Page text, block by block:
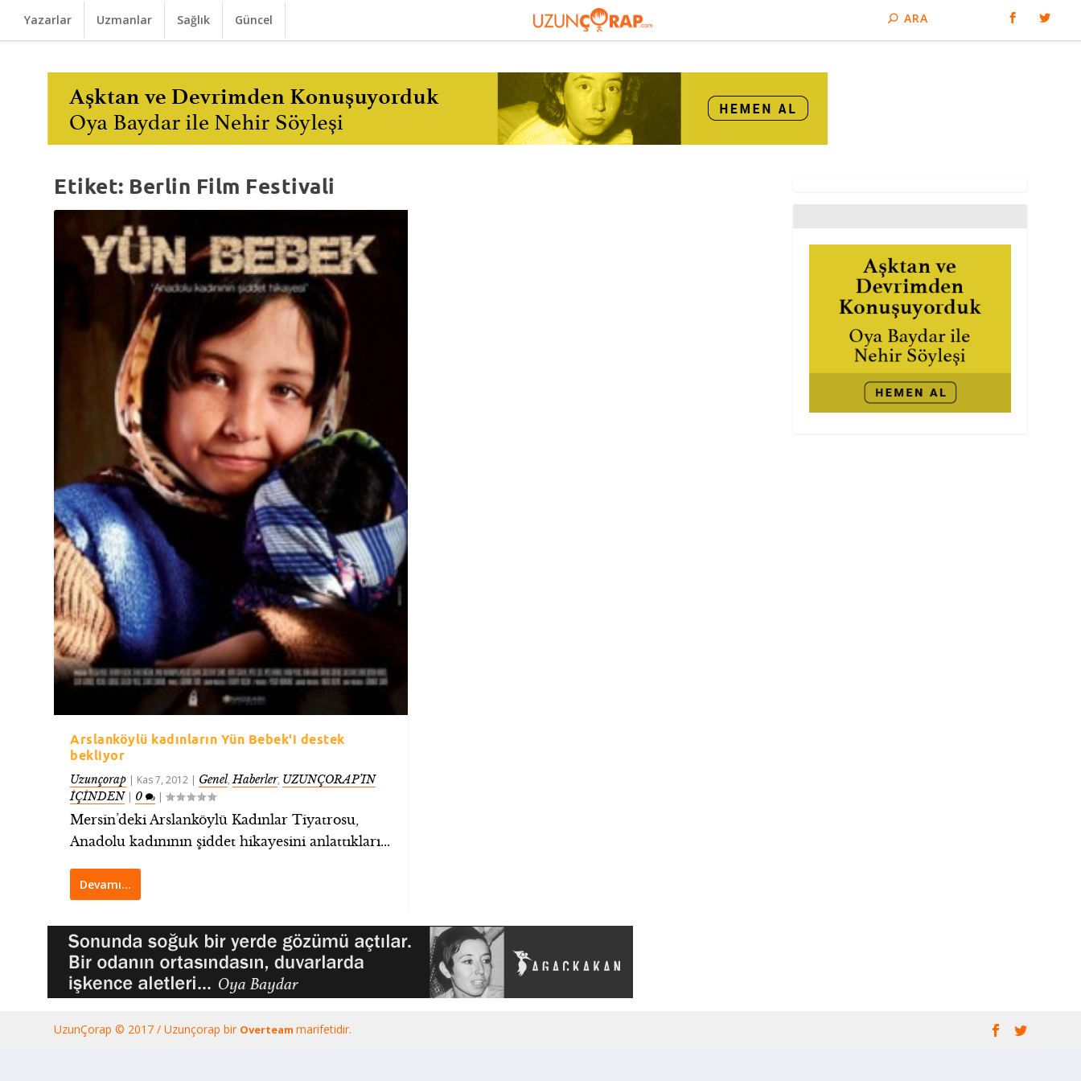
Yazarlar Uzmanlar Sağlık Güncel
Etiket: Berlin Film Festivali
Arslanköylü kadınların Yün Bebek'i destek
bekliyor
Uzunçorap | Kas 7, 2012 | Genel,Haberler, UZUNÇORAP’IN
İÇİNDEN| 0 |
Mersin’deki Arslanköylü Kadınlar Tiyatrosu,
Anadolu kadınının şiddet hikayesini anlattıkları...
Devamı…
UzunÇorap © 2017 / Uzunçorap bir Overteammarifetidir.